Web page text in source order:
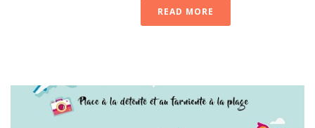
READ MORE